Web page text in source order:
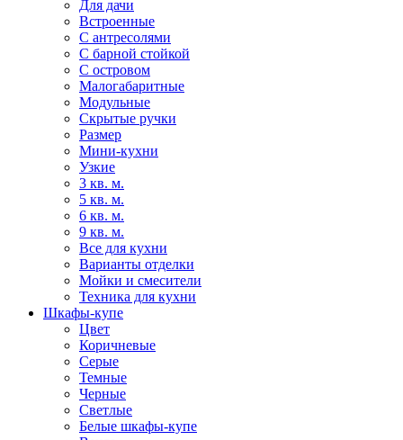
Для дачи
Встроенные
С антресолями
С барной стойкой
С островом
Малогабаритные
Модульные
Скрытые ручки
Размер
Мини-кухни
Узкие
3 кв. м.
5 кв. м.
6 кв. м.
9 кв. м.
Все для кухни
Варианты отделки
Мойки и смесители
Техника для кухни
Шкафы-купе
Цвет
Коричневые
Серые
Темные
Черные
Светлые
Белые шкафы-купе